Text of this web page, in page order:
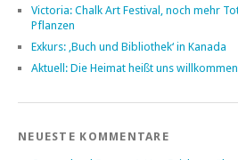
Victoria: Chalk Art Festival, noch mehr
Pflanzen
Exkurs: ‚Buch und Bibliothek‘ in Kanada
Aktuell: Die Heimat heißt uns willkommen
NEUESTE KOMMENTARE